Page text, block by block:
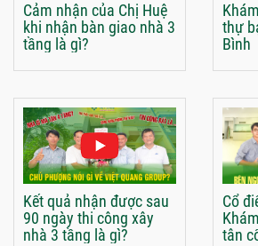
Cảm nhận của Chị Huệ
khi nhận bàn giao nhà 3
tầng là gì?
thự
Bình
Kết quả nhận được sau
90 ngày thi công xây
nhà 3 tầng là gì?
Cổ
tân